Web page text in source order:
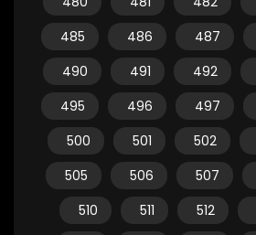
485
486 487
490
491 492
495
496 497
500
501 502
505
506 507
510
511 512